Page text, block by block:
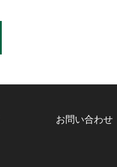
お問い合わせ